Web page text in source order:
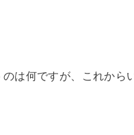
は何ですが、これから